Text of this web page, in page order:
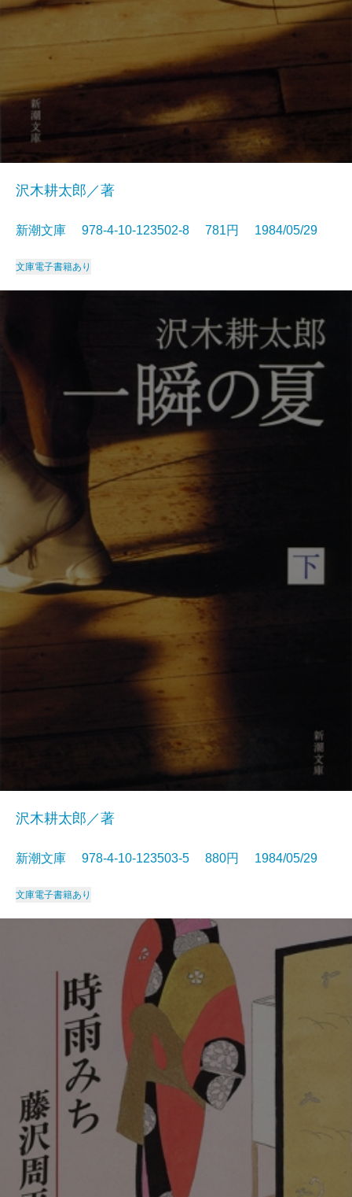
沢木耕太郎／著
新潮文庫 978-4-10-123502-8 781円 1984/05/29
文庫電子書籍あり
沢木耕太郎／著
新潮文庫 978-4-10-123503-5 880円 1984/05/29
文庫電子書籍あり